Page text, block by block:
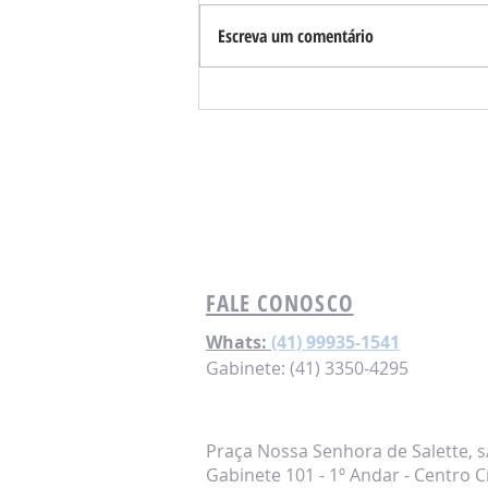
Requião Filho se reúne com
Escreva um comentário
FALE CONOSCO
Whats: (41) 99935-1541
Gabinete: (41) 3350-4295
Praça Nossa Senhora de Salette,
Gabinete 101 - 1º Andar - Centro